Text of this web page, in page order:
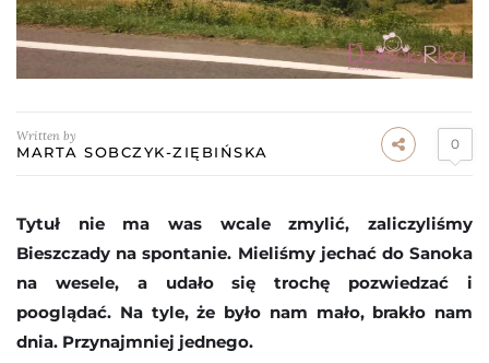
Written by
MARTA SOBCZYK-ZIĘBIŃSKA 0
Tytuł nie ma was wcale zmylić, zaliczyliśmy
Bieszczady na spontanie. Mieliśmy jechać do Sanoka
na wesele, a udało się trochę pozwiedzać i
pooglądać. Na tyle, że było nam mało, brakło nam
dnia. Przynajmniej jednego.